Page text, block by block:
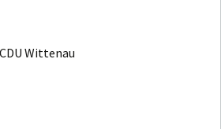
Wittenau